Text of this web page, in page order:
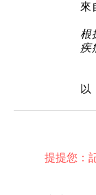
來
根
疾
以
提提您：